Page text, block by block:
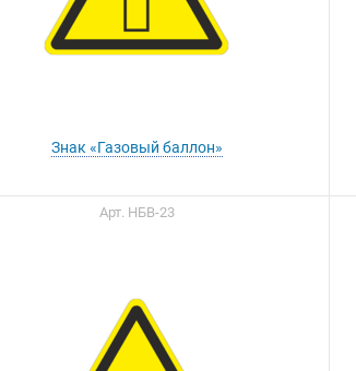
Знак «Газовый баллон»
Арт. НБВ-23